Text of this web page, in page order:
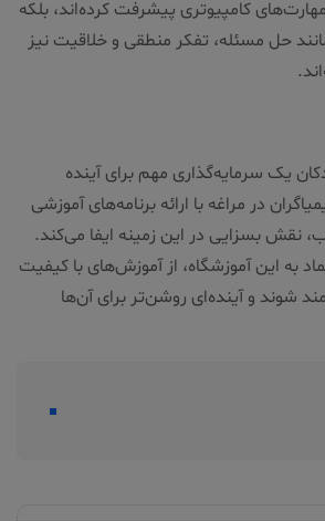
کامپیوتری پیشرفت کرده‌اند، بلکه
حل مسئله، تفکر منطقی و خلاقیت نیز
یک سرمایه‌گذاری مهم برای آینده
در مراغه با ارائه برنامه‌های آموزشی
نقش بسزایی در این زمینه ایفا می‌کند.
به این آموزشگاه، از آموزش‌های با کیفیت
شوند و آینده‌ای روشن‌تر برای آن‌ها